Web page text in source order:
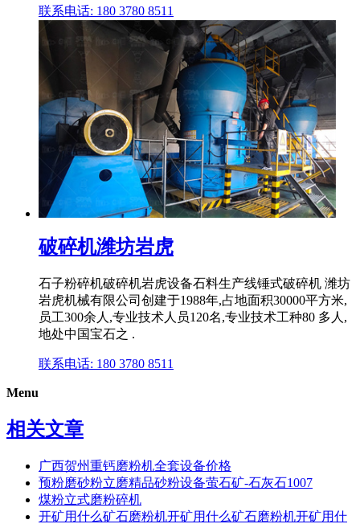
联系电话: 180 3780 8511
破碎机潍坊岩虎
石子粉碎机破碎机岩虎设备石料生产线锤式破碎机 潍坊
岩虎机械有限公司创建于1988年,占地面积30000平方米,
员工300余人,专业技术人员120名,专业技术工种80 多人,
地处中国宝石之 .
联系电话: 180 3780 8511
Menu
相关文章
广西贺州重钙磨粉机全套设备价格
预粉磨砂粉立磨精品砂粉设备萤石矿-石灰石1007
煤粉立式磨粉碎机
开矿用什么矿石磨粉机开矿用什么矿石磨粉机开矿用什